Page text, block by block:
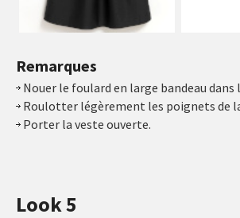
Remarques
Nouer le foulard en large bandeau dans
Roulotter légèrement les poignets de
Porter la veste ouverte.
Look 5